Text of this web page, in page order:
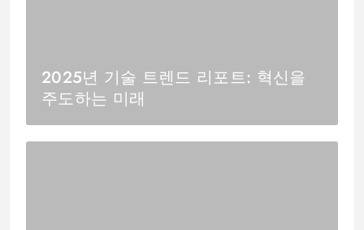
2025년 기술 트렌드 리포트: 혁신을
주도하는 미래